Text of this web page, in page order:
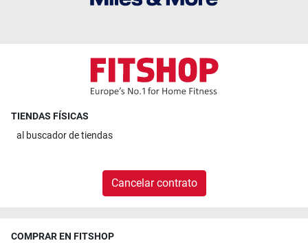
TIENDAS FÍSICAS
al buscador de tiendas
Cancelar contrato
COMPRAR EN FITSHOP